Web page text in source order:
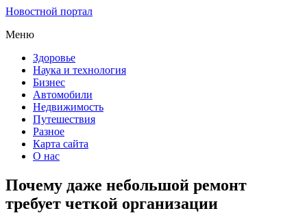
Новостной портал
Меню
Здоровье
Наука и технология
Бизнес
Автомобили
Недвижимость
Путешествия
Разное
Карта сайта
О нас
Почему даже небольшой ремонт
требует четкой организации